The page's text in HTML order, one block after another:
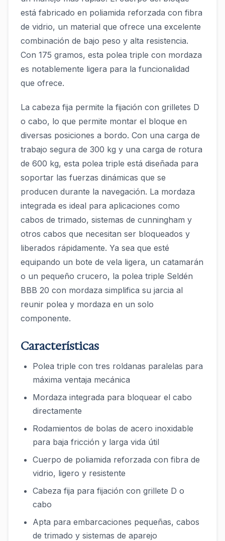
está fabricado en poliamida reforzada con fibra
de vidrio, un material que ofrece una excelente
combinación de bajo peso y alta resistencia.
Con 175 gramos, esta polea triple con mordaza
es notablemente ligera para la funcionalidad
que ofrece.
La cabeza fija permite la fijación con grilletes D
o cabo, lo que permite montar el bloque en
diversas posiciones a bordo. Con una carga de
trabajo segura de 300 kg y una carga de rotura
de 600 kg, esta polea triple está diseñada para
soportar las fuerzas dinámicas que se
producen durante la navegación. La mordaza
integrada es ideal para aplicaciones como
cabos de trimado, sistemas de cunningham y
otros cabos que necesitan ser bloqueados y
liberados rápidamente. Ya sea que esté
equipando un bote de vela ligera, un catamarán
o un pequeño crucero, la polea triple Seldén
BBB 20 con mordaza simplifica su jarcia al
reunir polea y mordaza en un solo
componente.
Características
Polea triple con tres roldanas paralelas para
máxima ventaja mecánica
Mordaza integrada para bloquear el cabo
directamente
Rodamientos de bolas de acero inoxidable
para baja fricción y larga vida útil
Cuerpo de poliamida reforzada con fibra de
vidrio, ligero y resistente
Cabeza fija para fijación con grillete D o
cabo
Apta para embarcaciones pequeñas, cabos
de trimado y sistemas de aparejo